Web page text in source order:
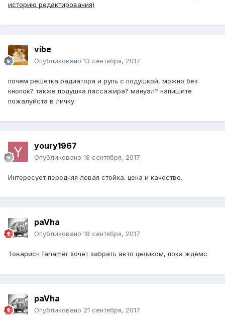
историю редактирования)
vibe
Опубликовано 13 сентября, 2017
почем решетка радиатора и руль с подушкой, можно без
кнопок? также подушка пассажира? мануал? напишите
пожалуйста в личку.
youry1967
Опубликовано 18 сентября, 2017
Интересует передняя левая стойка. цена и качество.
paVha
Опубликовано 18 сентября, 2017
Товарисч fanamer хочет забрать авто целиком, пока ждемс
paVha
Опубликовано 21 сентября, 2017